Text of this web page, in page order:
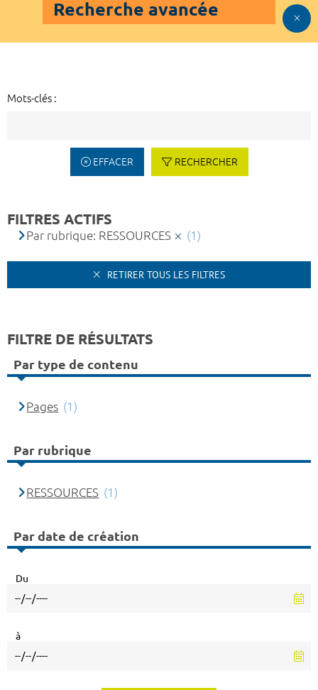
Recherche avancée
Mots-clés :
EFFACER RECHERCHER
FILTRES ACTIFS
Par rubrique: RESSOURCES (1)
RETIRER TOUS LES FILTRES
FILTRE DE RÉSULTATS
Par type de contenu
Pages (1)
Par rubrique
RESSOURCES (1)
Par date de création
Du
à